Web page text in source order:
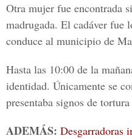
Otra mujer fue encontrada
madrugada. El cadáver fue
conduce al municipio de
Hasta las 10:00 de la
identidad. Únicamente se
presentaba signos de
ADEMÁS: Desgarradoras